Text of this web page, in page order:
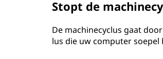
Stopt de
De machinecyclus gaat
lus die uw computer soepel